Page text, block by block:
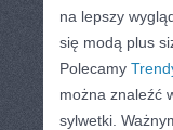
na lepszy
się modą plus
Polecamy
można znaleźć
sylwetki.